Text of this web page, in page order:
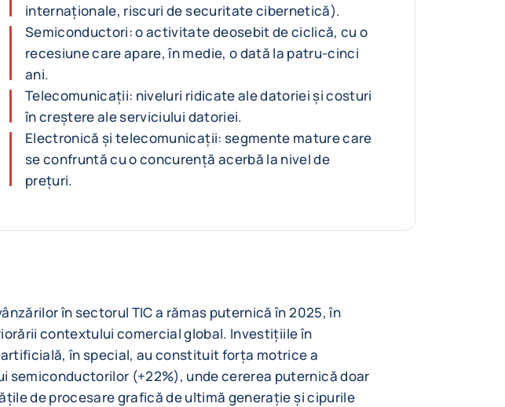
internaționale, riscuri de securitate cibernetică).
Semiconductori: o activitate deosebit de ciclică, cu o
recesiune care apare, în medie, o dată la patru-cinci
ani.
Telecomunicații: niveluri ridicate ale datoriei și costuri
în creștere ale serviciului datoriei.
Electronică și telecomunicații: segmente mature care
se confruntă cu o concurență acerbă la nivel de
prețuri.
în sectorul TIC a rămas puternică în 2025, în
contextului comercial global. Investițiile în
în special, au constituit forța motrice a
semiconductorilor (+22%), unde cererea puternică doar
de procesare grafică de ultimă generație și cipurile